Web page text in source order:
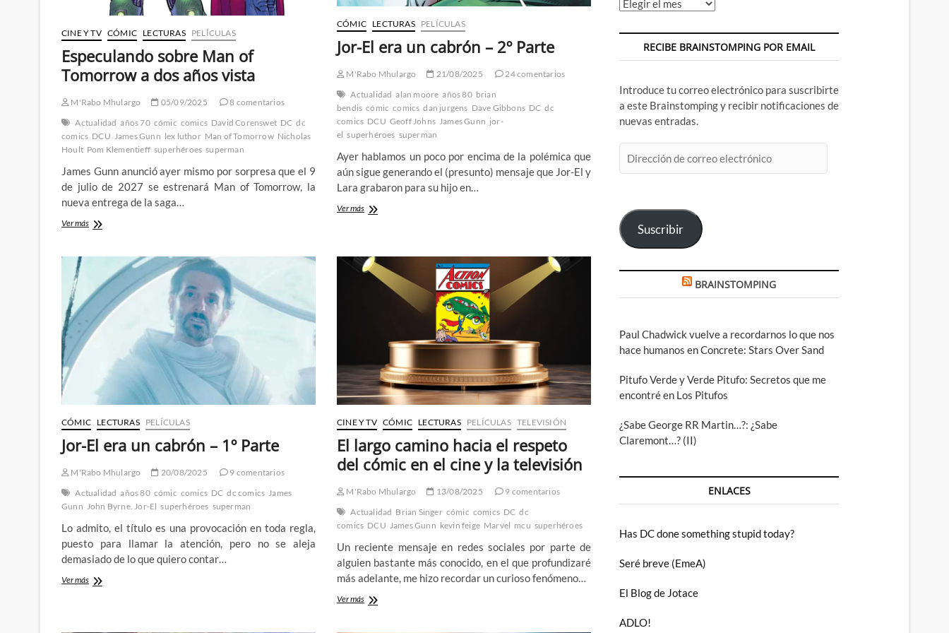
CINE Y TV CÓMIC LECTURAS PELÍCULAS
Especulando sobre Man of
Tomorrow a dos años vista
M'Rabo Mhulargo 05/09/2025
8 comentarios
Actualidad años 70 cómic comics David Corenswet DC dc
comics DCU James Gunn lex luthor Man of Tomorrow Nicholas
Hoult Pom Klementieff superhéroes superman
James Gunn anunció ayer mismo por sorpresa que el 9
de julio de 2027 se estrenará Man of Tomorrow, la
nueva entrega de la saga…
Ver másEspeculando
of
Tomorrow
dos
años
vista
CÓMIC LECTURAS PELÍCULAS
Jor-El era un cabrón – 2º Parte
M'Rabo Mhulargo 21/08/2025
24 comentarios
Actualidad alan moore años 80 brian
bendis cómic comics dan jurgens Dave Gibbons DC dc
comics DCU Geoff Johns James Gunn jor-
el superhéroes superman
Ayer hablamos un poco por encima de la polémica que
aún sigue generando el (presunto) mensaje que Jor-El y
Lara grabaron para su hijo en…
Ver másJor-
cabrón
–
CÓMIC LECTURAS PELÍCULAS
Jor-El era un cabrón – 1º Parte
M'Rabo Mhulargo 20/08/2025
9 comentarios
Actualidad años 80 cómic comics DC dc comics James
Gunn John Byrne. Jor-El superhéroes superman
Lo admito, el título es una provocación en toda regla,
puesto para llamar la atención, pero no se aleja
demasiado de lo que quiero contar…
Ver másJor-
cabrón
CINE Y TV CÓMIC LECTURAS PELÍCULAS TELEVISIÓN
El largo camino hacia el respeto
del cómic en el cine y la televisión
M'Rabo Mhulargo 13/08/2025
9 comentarios
Actualidad Brian Singer cómic comics DC dc
comics DCU James Gunn kevin feige Marvel mcu superhéroes
Un reciente mensaje en redes sociales por parte de
alguien bastante más conocido, en el que profundizaré
más adelante, me hizo recordar un curioso fenómeno…
Ver másEl
Archivos
RECIBE BRAINSTOMPING POR EMAIL
Introduce tu correo electrónico para suscribirte
a este Brainstomping y recibir notificaciones de
nuevas entradas.
de
Suscribir
BRAINSTOMPING
Paul Chadwick vuelve a recordarnos lo que nos
hace humanos en Concrete: Stars Over Sand
Pitufo Verde y Verde Pitufo: Secretos que me
encontré en Los Pitufos
¿Sabe George RR Martin…?: ¿Sabe
Claremont…? (II)
ENLACES
Has DC done something stupid today?
Seré breve (EmeA)
El Blog de Jotace
ADLO!